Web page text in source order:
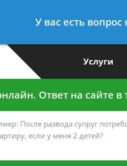
467-35-90
Услуги
Ответ на сайте
У вас есть вопрос